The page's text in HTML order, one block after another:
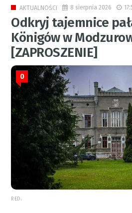
AKTUALNOŚCI 8 sierpnia 2026
Odkryj tajemnice
Königów w
[ZAPROSZENIE]
0
RED.